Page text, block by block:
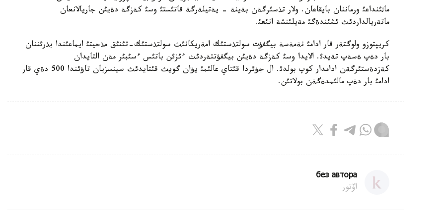
ماثئنداعئ ورماننان بايقاعان. ولار تذسئرگةن بةينة - يةتيلةرگة قاتئستئ وسئ كةزگة دةيئن جاريالانعان
ماتةريالداردئث ئشئندةگئ مةيلئنشة انئعئ.
كريپتوزو ولوگتةر قار ادامئ نةمةسة بيگفؤت سولتذستئك امةريكانئث سولتذستئك-تئنئق مذحيتئ ايماعئندا بذرئننان
بار دةپ ةسةپ تةيدئ. الايدا وسئ كةزگة دةيئن بيگفؤتتةردئث ءئزئن باتئس ءسئبئر مةن التايدان
كةزدةستئرگةن ادامدار كوپ بولدئ. ال جؤئردا قئتاي عالئمئ يؤان گويث قئتايدئث سينسزيان تاؤئندا 500 دةي قار
ادامئ بار دةپ مالئمدةگةن بولاتئن.
без автора
اۆتور